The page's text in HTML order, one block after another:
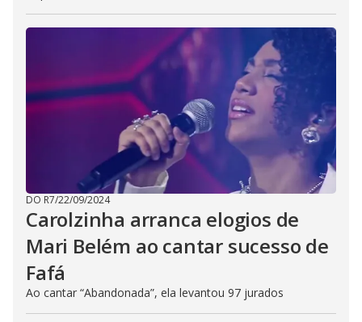
DO R7/22/09/2024
Carolzinha arranca elogios de
Mari Belém ao cantar sucesso de
Fafá
Ao cantar “Abandonada”, ela levantou 97 jurados